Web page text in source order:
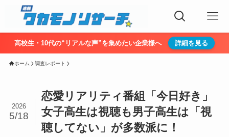
高校生・10代の“リアルな声”を集めたい企業様へ 詳細を見る
ホーム 調査レポート
恋愛リアリティ番組「今日好き」
女子高生は視聴も男子高生は「視
聴してない」が多数派に！
2026
5/18